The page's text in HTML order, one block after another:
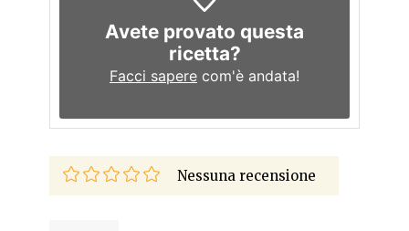
Avete provato questa
ricetta?
Facci sapere com'è andata!
Nessuna recensione